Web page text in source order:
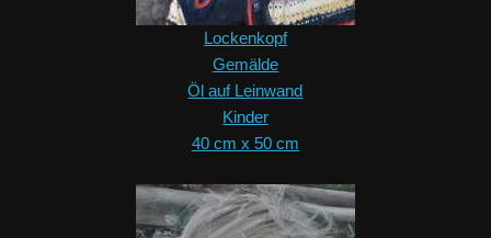
Lockenkopf
Gemälde
Öl auf Leinwand
Kinder
40 cm x 50 cm